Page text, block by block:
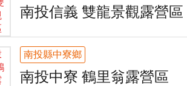
南投信義 雙龍景觀露營區
南投縣中寮鄉
南投中寮 鶴里翁露營區